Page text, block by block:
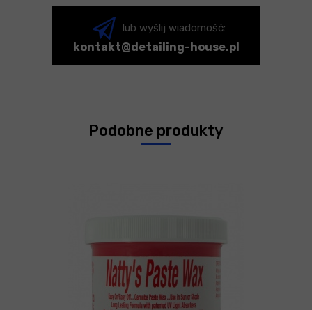
lub wyślij wiadomość:
kontakt@detailing-house.pl
Podobne produkty